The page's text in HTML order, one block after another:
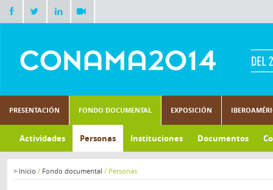
PRESENTACIÓN FONDO DOCUMENTAL EXPOSICIÓN
Actividades Personas Instituciones Documentos
> Inicio / Fondo documental / Personas